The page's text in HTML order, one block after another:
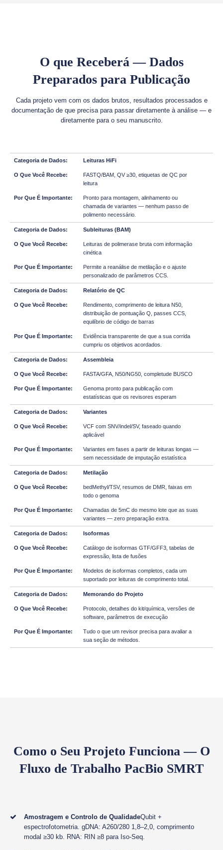
O que Receberá — Dados
Preparados para Publicação
Cada projeto vem com os dados brutos, resultados processados e
documentação de que precisa para passar diretamente à análise — e
diretamente para o seu manuscrito.
Leituras HiFi
FASTQ/BAM, QV ≥30, etiquetas de QC por
leitura
Pronto para montagem, alinhamento ou
chamada de variantes — nenhum passo de
polimento necessário.
Subleituras (BAM)
Leituras de polimerase bruta com informação
cinética
Permite a reanálise de metilação e o ajuste
personalizado de parâmetros CCS.
Relatório de QC
Rendimento, comprimento de leitura N50,
distribuição de pontuação Q, passes CCS,
equilíbrio de código de barras
Evidência transparente de que a sua corrida
cumpriu os objetivos acordados.
Assembleia
FASTA/GFA, N50/NG50, completude BUSCO
Genoma pronto para publicação com
estatísticas que os revisores esperam
Variantes
VCF com SNV/indel/SV, faseado quando
aplicável
Variantes em fases a partir de leituras longas —
sem necessidade de imputação estatística
Metilação
bedMethyl/TSV, resumos de DMR, faixas em
todo o genoma
Chamadas de 5mC do mesmo lote que as suas
variantes — zero preparação extra.
Isoformas
Catálogo de isoformas GTF/GFF3, tabelas de
expressão, lista de fusões
Modelos de isoformas completos, cada um
suportado por leituras de comprimento total.
Memorando do Projeto
Protocolo, detalhes do kit/química, versões de
software, parâmetros de execução
Tudo o que um revisor precisa para avaliar a
sua seção de métodos.
Como o Seu Projeto Funciona — O
Fluxo de Trabalho PacBio SMRT
Amostragem e Controlo de QualidadeQubit +
espectrofotometria. gDNA: A260/280 1,8–2,0, comprimento
modal ≥30 kb. RNA: RIN ≥8 para Iso-Seq.